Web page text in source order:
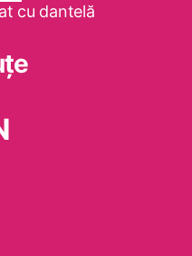
cu dantelă